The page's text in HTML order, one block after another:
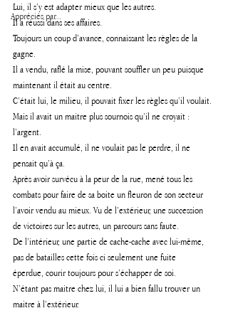
Appréciés par...
Lui, il s’y est adapter mieux que les autres.
Il a réussi dans ses affaires.
Toujours un coup d’avance, connaissant les règles de la
gagne.
Il a vendu, raflé la mise, pouvant souffler un peu puisque
maintenant il était au centre.
C’était lui, le milieu, il pouvait fixer les règles qu’il voulait.
Mais il avait un maitre plus sournois qu’il ne croyait :
l’argent.
Il en avait accumulé, il ne voulait pas le perdre, il ne
pensait qu’à ça.
Après avoir survécu à la peur de la rue, mené tous les
combats pour faire de sa boite un fleuron de son secteur
l’avoir vendu au mieux. Vu de l’extérieur, une succession
de victoires sur les autres, un parcours sans faute.
De l’intérieur, une partie de cache-cache avec lui-même,
pas de batailles cette fois ci seulement une fuite
éperdue, courir toujours pour s’échapper de soi.
N’étant pas maitre chez lui, il lui a bien fallu trouver un
maitre à l’extérieur.